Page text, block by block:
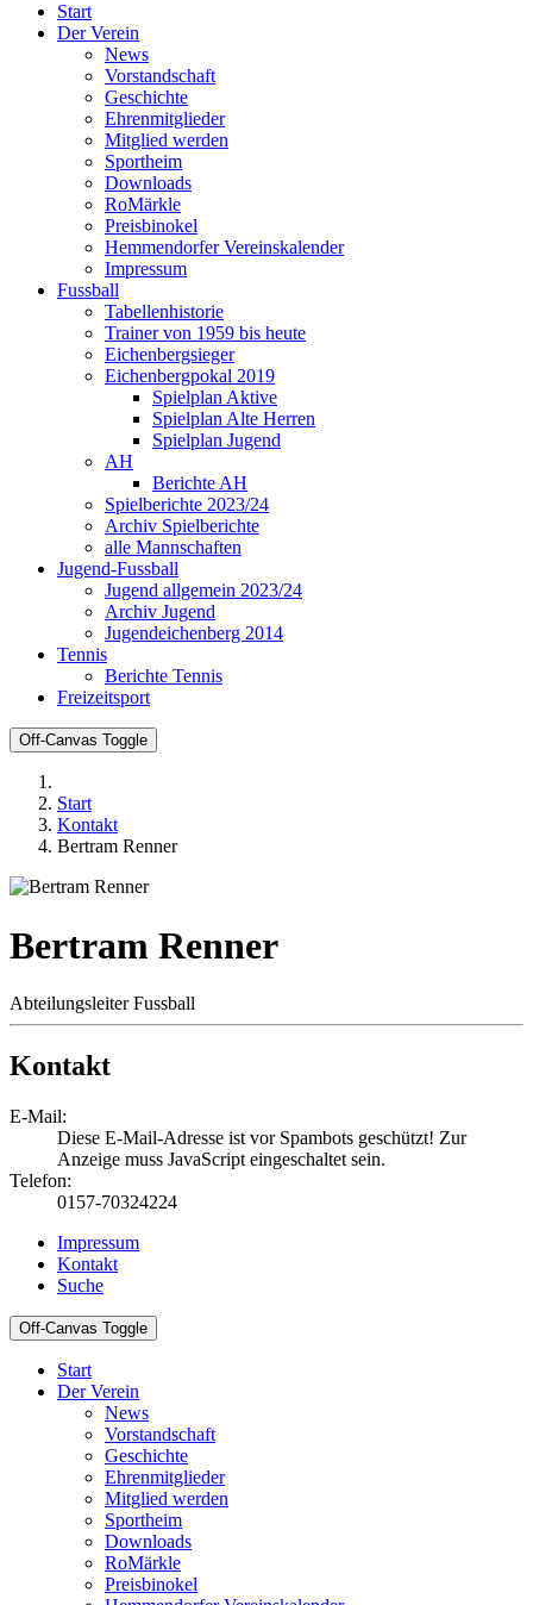
Start
Der Verein
News
Vorstandschaft
Geschichte
Ehrenmitglieder
Mitglied werden
Sportheim
Downloads
RoMärkle
Preisbinokel
Hemmendorfer Vereinskalender
Impressum
Fussball
Tabellenhistorie
Trainer von 1959 bis heute
Eichenbergsieger
Eichenbergpokal 2019
Spielplan Aktive
Spielplan Alte Herren
Spielplan Jugend
AH
Berichte AH
Spielberichte 2023/24
Archiv Spielberichte
alle Mannschaften
Jugend-Fussball
Jugend allgemein 2023/24
Archiv Jugend
Jugendeichenberg 2014
Tennis
Berichte Tennis
Freizeitsport
Off-Canvas Toggle
Start
Kontakt
Bertram Renner
Bertram Renner
Abteilungsleiter Fussball
Kontakt
E-Mail:
Diese E-Mail-Adresse ist vor Spambots geschützt! Zur
Anzeige muss JavaScript eingeschaltet sein.
Telefon:
0157-70324224
Impressum
Kontakt
Suche
Off-Canvas Toggle
Start
Der Verein
News
Vorstandschaft
Geschichte
Ehrenmitglieder
Mitglied werden
Sportheim
Downloads
RoMärkle
Preisbinokel